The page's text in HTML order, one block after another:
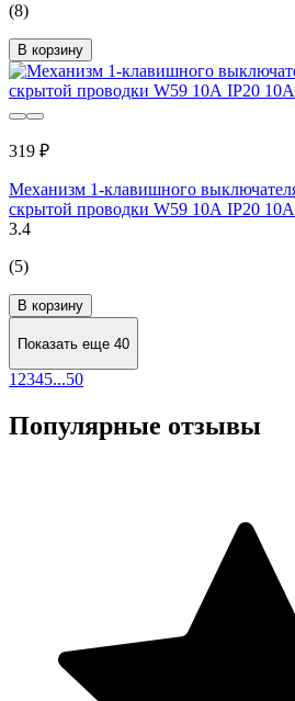
(8)
В корзину
319 ₽
Механизм 1-клавишного
скрытой проводки W59 10А IP20
3.4
(5)
В корзину
Показать еще 40
1 2345...50
Популярные отзывы